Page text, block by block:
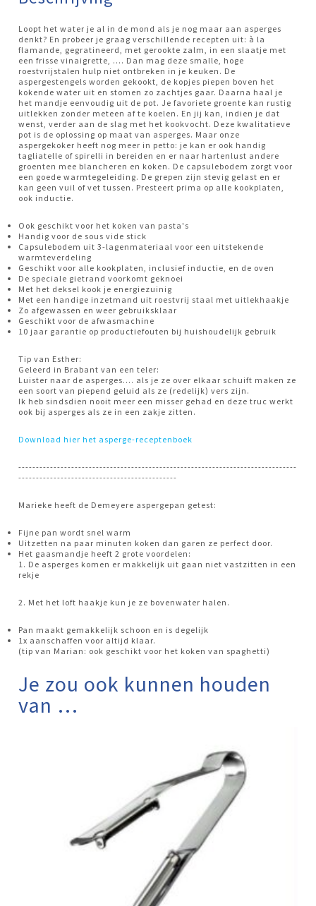
Loopt het water je al in de mond als je nog maar aan asperges
denkt? En probeer je graag verschillende recepten uit: à la
flamande, gegratineerd, met gerookte zalm, in een slaatje met
een frisse vinaigrette, …. Dan mag deze smalle, hoge
roestvrijstalen hulp niet ontbreken in je keuken. De
aspergestengels worden gekookt, de kopjes piepen boven het
kokende water uit en stomen zo zachtjes gaar. Daarna haal je
het mandje eenvoudig uit de pot. Je favoriete groente kan rustig
uitlekken zonder meteen af te koelen. En jij kan, indien je dat
wenst, verder aan de slag met het kookvocht. Deze kwalitatieve
pot is de oplossing op maat van asperges. Maar onze
aspergekoker heeft nog meer in petto: je kan er ook handig
tagliatelle of spirelli in bereiden en er naar hartenlust andere
groenten mee blancheren en koken. De capsulebodem zorgt voor
een goede warmtegeleiding. De grepen zijn stevig gelast en er
kan geen vuil of vet tussen. Presteert prima op alle kookplaten,
ook inductie.
Ook geschikt voor het koken van pasta's
Handig voor de sous vide stick
Capsulebodem uit 3-lagenmateriaal voor een uitstekende
warmteverdeling
Geschikt voor alle kookplaten, inclusief inductie, en de oven
De speciale gietrand voorkomt geknoei
Met het deksel kook je energiezuinig
Met een handige inzetmand uit roestvrij staal met uitlekhaakje
Zo afgewassen en weer gebruiksklaar
Geschikt voor de afwasmachine
10 jaar garantie op productiefouten bij huishoudelijk gebruik
Tip van Esther:
Geleerd in Brabant van een teler:
Luister naar de asperges…. als je ze over elkaar schuift maken ze
een soort van piepend geluid als ze (redelijk) vers zijn.
Ik heb sindsdien nooit meer een misser gehad en deze truc werkt
ook bij asperges als ze in een zakje zitten.
Download hier het asperge-receptenboek
-------------------------------------------------------------------------------
---------------------------------------------
Marieke heeft de Demeyere aspergepan getest:
Fijne pan wordt snel warm
Uitzetten na paar minuten koken dan garen ze perfect door.
Het gaasmandje heeft 2 grote voordelen:
1. De asperges komen er makkelijk uit gaan niet vastzitten in een
rekje
2. Met het loft haakje kun je ze bovenwater halen.
Pan maakt gemakkelijk schoon en is degelijk
1x aanschaffen voor altijd klaar.
(tip van Marian: ook geschikt voor het koken van spaghetti)
Je zou ook kunnen houden
van …